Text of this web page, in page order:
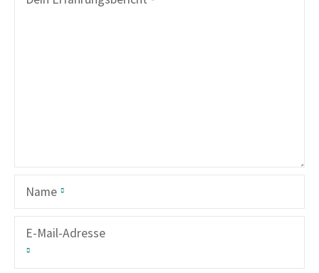
Name
E-Mail-Adresse